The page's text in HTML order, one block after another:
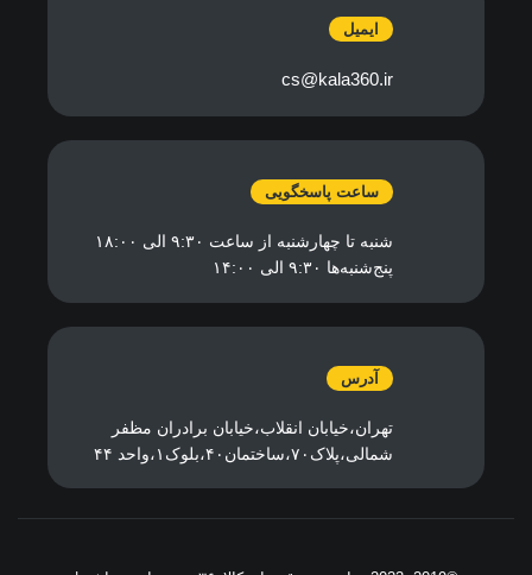
ایمیل
cs@kala360.ir
ساعت پاسخگویی
شنبه تا چهارشنبه از ساعت ۹:۳۰ الی ۱۸:۰۰
پنج‌شنبه‌ها ۹:۳۰ الی ۱۴:۰۰
آدرس
تهران،خیابان انقلاب،خیابان برادران مظفر
شمالی،پلاک۷۰،ساختمان۴۰،بلوک۱،واحد ۴۴